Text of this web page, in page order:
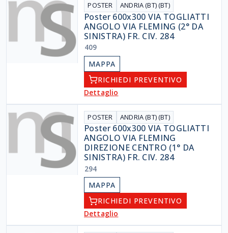
POSTER ANDRIA (BT) (BT)
Poster 600x300 VIA TOGLIATTI
ANGOLO VIA FLEMING (2° DA
SINISTRA) FR. CIV. 284
409
MAPPA
RICHIEDI PREVENTIVO
Dettaglio
POSTER ANDRIA (BT) (BT)
Poster 600x300 VIA TOGLIATTI
ANGOLO VIA FLEMING
DIREZIONE CENTRO (1° DA
SINISTRA) FR. CIV. 284
294
MAPPA
RICHIEDI PREVENTIVO
Dettaglio